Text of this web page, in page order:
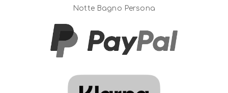
Notte Bagno Persona